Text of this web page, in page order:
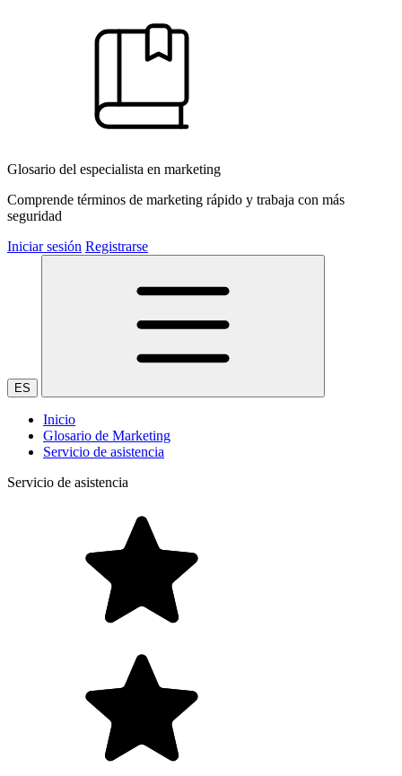
Glosario del especialista en marketing
Comprende términos de marketing rápido y trabaja con más
seguridad
Iniciar sesión Registrarse
ES
Inicio
Glosario de Marketing
Servicio de asistencia
Servicio de asistencia